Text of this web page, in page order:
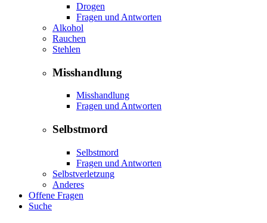
Drogen
Fragen und Antworten
Alkohol
Rauchen
Stehlen
Misshandlung
Misshandlung
Fragen und Antworten
Selbstmord
Selbstmord
Fragen und Antworten
Selbstverletzung
Anderes
Offene Fragen
Suche